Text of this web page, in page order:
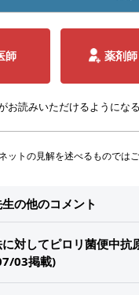
師 薬剤師
お読みいただけるようにな
ットの見解を述べるものでは
生の他のコメント
対してピロリ菌便中
03掲載)